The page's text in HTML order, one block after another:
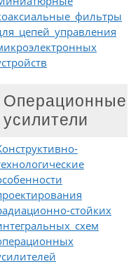
фильтры
цепей управления
Операционные
усилители
стойких
схем